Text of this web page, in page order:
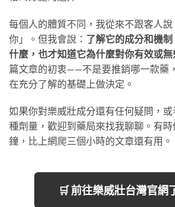
每個人的體質不同，我從來不跟客人
你」。但我會說： 了解它的成分和機
什麼，也才知道它為什麼對你有效或無
篇文章的初衷——不是要推銷哪一款藥
在充分了解的基礎上做決定。
如果你對樂威壯成分還有任何疑問，
種劑量，歡迎到藥局來找我聊聊。有
鐘，比上網爬三個小時的文章還有用。
🛒 前往樂威壯台灣官網